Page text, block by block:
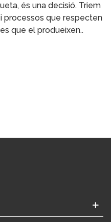
és una decisió. Triem
processos que respecten
que el produeixen..